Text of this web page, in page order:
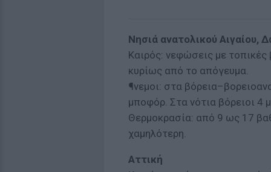
Νησιά ανατολικού Αιγαίου,
Καιρός: νεφώσεις με
κυρίως από το απόγευμα.
¶νεμοι: στα
μποφόρ. Στα νότια βόρειοι 4
Θερμοκρασία: από 9 ως 17
χαμηλότερη.
Αττική